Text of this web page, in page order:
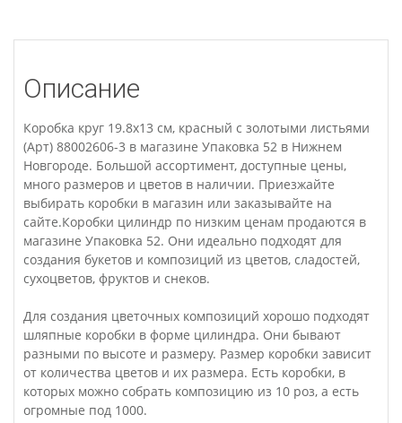
Описание
Коробка круг 19.8x13 см, красный с золотыми листьями
(Арт) 88002606-3 в магазине Упаковка 52 в Нижнем
Новгороде. Большой ассортимент, доступные цены,
много размеров и цветов в наличии. Приезжайте
выбирать коробки в магазин или заказывайте на
сайте.Коробки цилиндр по низким ценам продаются в
магазине Упаковка 52. Они идеально подходят для
создания букетов и композиций из цветов, сладостей,
сухоцветов, фруктов и снеков.
Для создания цветочных композиций хорошо подходят
шляпные коробки в форме цилиндра. Они бывают
разными по высоте и размеру. Размер коробки зависит
от количества цветов и их размера. Есть коробки, в
которых можно собрать композицию из 10 роз, а есть
огромные под 1000.